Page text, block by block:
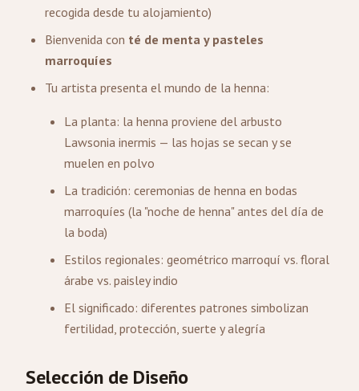
recogida desde tu alojamiento)
Bienvenida con té de menta y pasteles
marroquíes
Tu artista presenta el mundo de la henna:
La planta: la henna proviene del arbusto
Lawsonia inermis — las hojas se secan y se
muelen en polvo
La tradición: ceremonias de henna en bodas
marroquíes (la "noche de henna" antes del día de
la boda)
Estilos regionales: geométrico marroquí vs. floral
árabe vs. paisley indio
El significado: diferentes patrones simbolizan
fertilidad, protección, suerte y alegría
Selección de Diseño